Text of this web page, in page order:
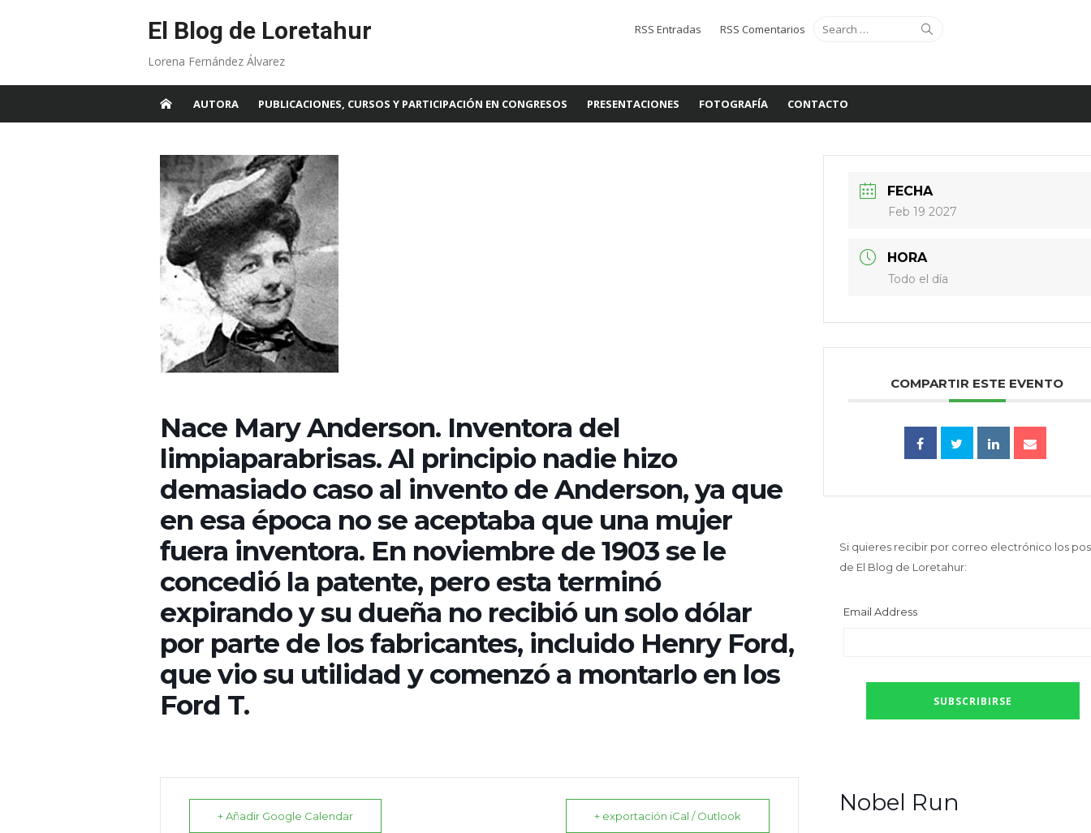
El Blog de Loretahur
Lorena Fernández Álvarez
Search
for:
RSS Entradas RSS Comentarios
AUTORA PUBLICACIONES, CURSOS Y PARTICIPACIÓN EN CONGRESOS PRESENTACIONES FOTOGRAFÍA CONTACTO
Nace Mary Anderson. Inventora del
limpiaparabrisas.​ Al principio nadie hizo
demasiado caso al invento de Anderson, ya que
en esa época no se aceptaba que una mujer
fuera inventora. En noviembre de 1903 se le
concedió la patente, pero esta terminó
expirando y su dueña no recibió un solo dólar
por parte de los fabricantes, incluido Henry Ford,
que vio su utilidad y comenzó a montarlo en los
Ford T.
+ Añadir Google Calendar + exportación iCal / Outlook
FECHA
Feb 19 2027
HORA
Todo el día
COMPARTIR ESTE EVENTO
Si quieres recibir por correo electrónico los
de El Blog de Loretahur:
Email Address
Nobel Run